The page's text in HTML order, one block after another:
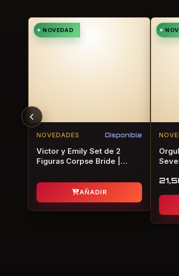
NOVEDAD
NOVEDADES Disponible
Victor y Emily Set de 2
Figuras Corpse Bride |
AÑADIR